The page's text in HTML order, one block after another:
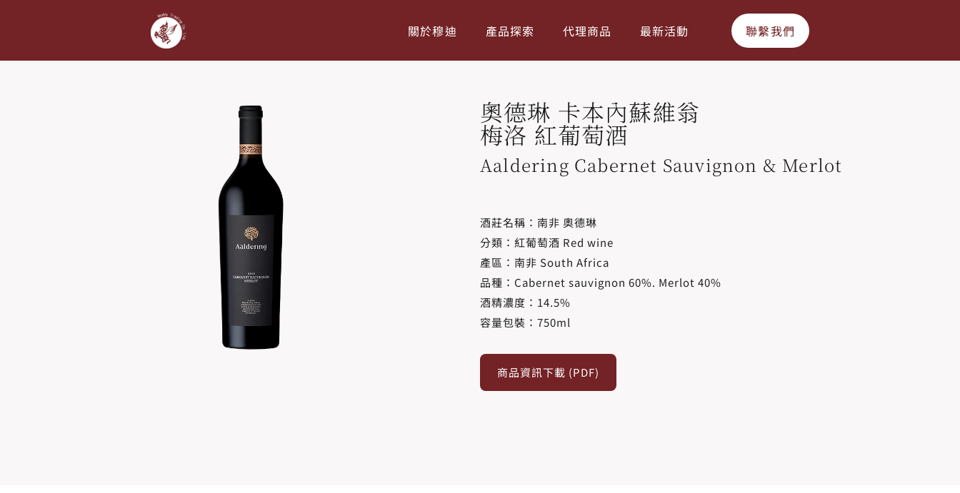
關於穆迪 產品探索 代理商品 最新活動 聯繫我們
奧德琳 卡本內蘇維翁
梅洛 紅葡萄酒
Aaldering Cabernet Sauvignon & Merlot
酒莊名稱：南非 奧德琳
分類：紅葡萄酒 Red wine
產區：南非 South Africa
品種：Cabernet sauvignon 60%. Merlot 40%
酒精濃度​：14.5%
容量包裝：750ml
商品資訊下載 (PDF)